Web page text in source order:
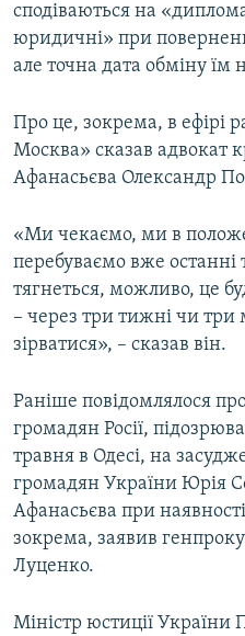
Усі сайти RFE/RL
сподіваються на
юридичні» при
але точна дата обміну їм
Про це, зокрема, в ефірі
Москва» сказав адвокат
Афанасьєва Олександр
«Ми чекаємо, ми в
перебуваємо вже
тягнеться, можливо, це
– через три тижні чи три
зірватися», – сказав він.
Раніше повідомлялося
громадян Росії,
травня в Одесі, на
громадян України Юрія
Афанасьєва при
зокрема, заявив
Луценко.
Міністр юстиції України